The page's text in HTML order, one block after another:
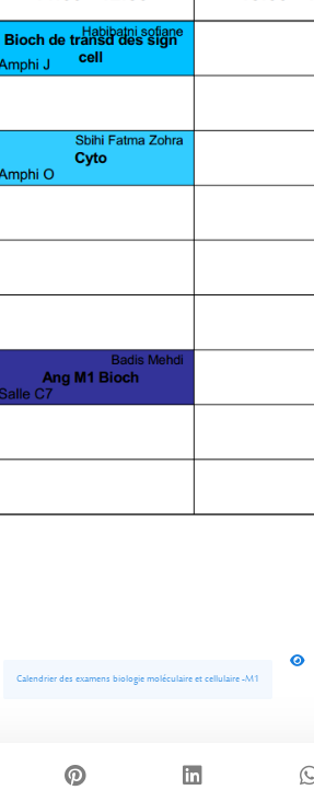
Calendrier des examens biologie moléculaire et cellulaire -M1